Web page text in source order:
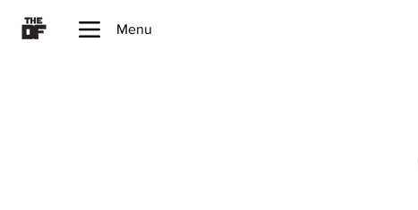
Menu